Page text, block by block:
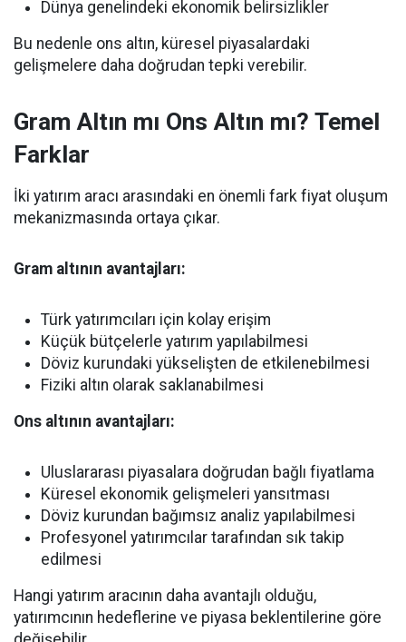
Dünya genelindeki ekonomik belirsizlikler
Bu nedenle ons altın, küresel piyasalardaki
gelişmelere daha doğrudan tepki verebilir.
Gram Altın mı Ons Altın mı? Temel
Farklar
İki yatırım aracı arasındaki en önemli fark fiyat oluşum
mekanizmasında ortaya çıkar.
Gram altının avantajları:
Türk yatırımcıları için kolay erişim
Küçük bütçelerle yatırım yapılabilmesi
Döviz kurundaki yükselişten de etkilenebilmesi
Fiziki altın olarak saklanabilmesi
Ons altının avantajları:
Uluslararası piyasalara doğrudan bağlı fiyatlama
Küresel ekonomik gelişmeleri yansıtması
Döviz kurundan bağımsız analiz yapılabilmesi
Profesyonel yatırımcılar tarafından sık takip
edilmesi
Hangi yatırım aracının daha avantajlı olduğu,
yatırımcının hedeflerine ve piyasa beklentilerine göre